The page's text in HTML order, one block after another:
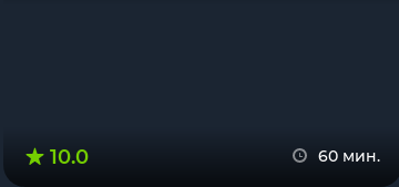
10.0 60 мин.